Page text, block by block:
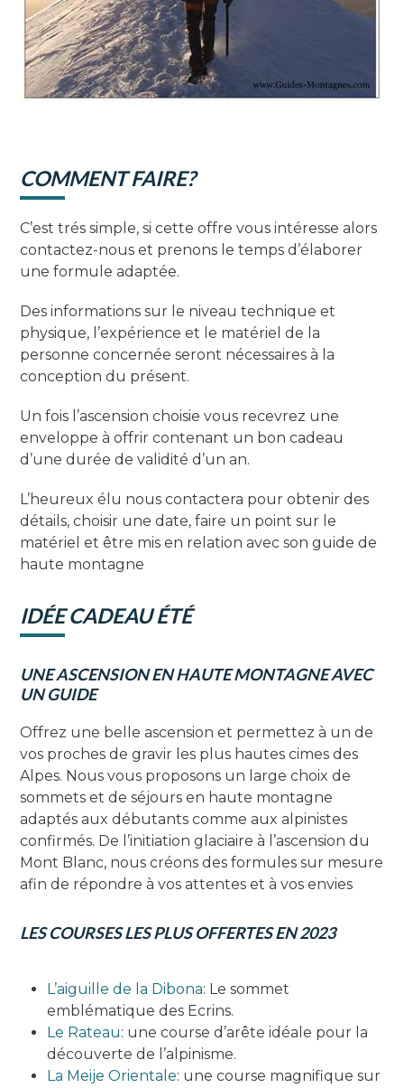
COMMENT FAIRE?
C’est trés simple, si cette offre vous intéresse alors
contactez-nous et prenons le temps d’élaborer
une formule adaptée.
Des informations sur le niveau technique et
physique, l’expérience et le matériel de la
personne concernée seront nécessaires à la
conception du présent.
Un fois l’ascension choisie vous recevrez une
enveloppe à offrir contenant un bon cadeau
d’une durée de validité d’un an.
L’heureux élu nous contactera pour obtenir des
détails, choisir une date, faire un point sur le
matériel et être mis en relation avec son guide de
haute montagne
IDÉE CADEAU ÉTÉ
UNE ASCENSION EN HAUTE MONTAGNE AVEC
UN GUIDE
Offrez une belle ascension et permettez à un de
vos proches de gravir les plus hautes cimes des
Alpes. Nous vous proposons un large choix de
sommets et de séjours en haute montagne
adaptés aux débutants comme aux alpinistes
confirmés. De l’initiation glaciaire à l’ascension du
Mont Blanc, nous créons des formules sur mesure
afin de répondre à vos attentes et à vos envies
LES COURSES LES PLUS OFFERTES EN 2023
L’aiguille de la Dibona: Le sommet
emblématique des Ecrins.
Le Rateau: une course d’arête idéale pour la
découverte de l’alpinisme.
La Meije Orientale: une course magnifique sur